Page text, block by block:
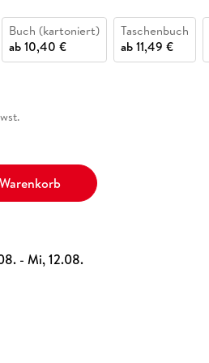
Buch (kartoniert)
ab10,40 €
Taschenbuch
ab11,49 €
- Mi, 12.08.